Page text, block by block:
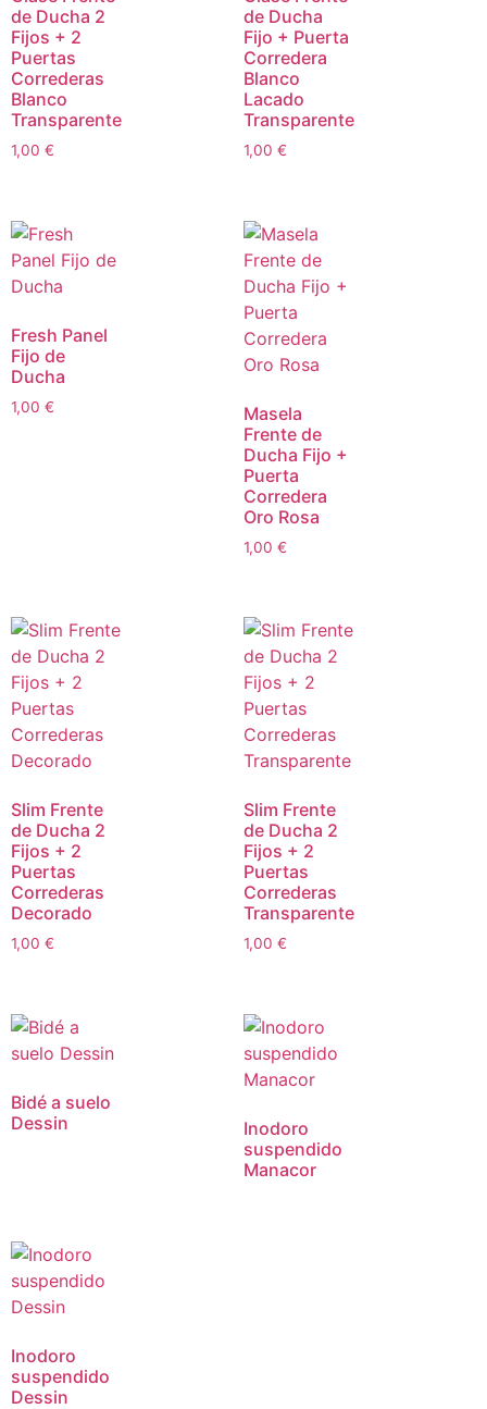
de Ducha 2
Fijos + 2
Puertas
Correderas
Blanco
Transparente
1,00 €
de Ducha
Fijo + Puerta
Corredera
Blanco
Lacado
Transparente
1,00 €
Fresh Panel
Fijo de
Ducha
1,00 €
Masela
Frente de
Ducha Fijo +
Puerta
Corredera
Oro Rosa
1,00 €
Slim Frente
de Ducha 2
Fijos + 2
Puertas
Correderas
Decorado
1,00 €
Slim Frente
de Ducha 2
Fijos + 2
Puertas
Correderas
Transparente
1,00 €
Bidé a suelo
Dessin
Inodoro
suspendido
Manacor
Inodoro
suspendido
Dessin